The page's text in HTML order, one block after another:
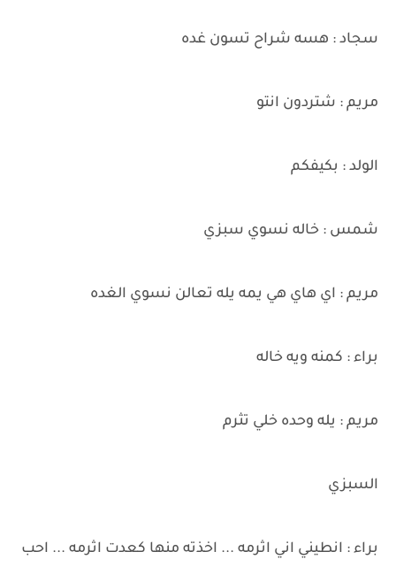
سجاد : هسه شراح تسون غده
مريم : شتردون انتو
الولد : بكيفكم
شمس : خاله نسوي سبزي
مريم : اي هاي هي يمه يله تعالن نسوي الغده
براء : كمنه ويه خاله
مريم : يله وحده خلي تثرم
السبزي
براء : انطيني اني اثرمه ... اخذته منها كعدت اثرمه ... احب